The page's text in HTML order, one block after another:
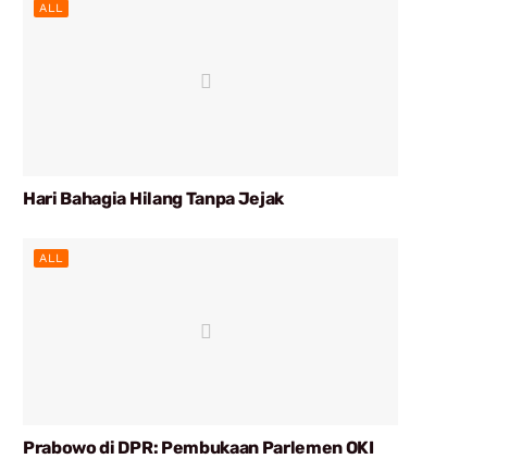
ALL
Hari Bahagia Hilang Tanpa Jejak
ALL
Prabowo di DPR: Pembukaan Parlemen OKI